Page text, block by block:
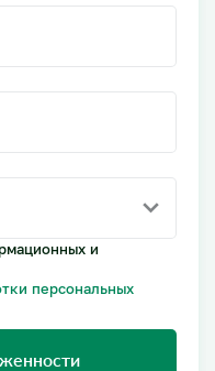
и
персональных